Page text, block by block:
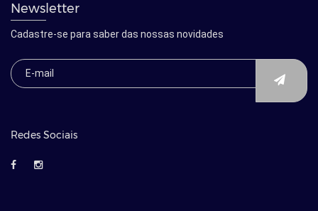
Newsletter
Cadastre-se para saber das nossas novidades
Redes Sociais